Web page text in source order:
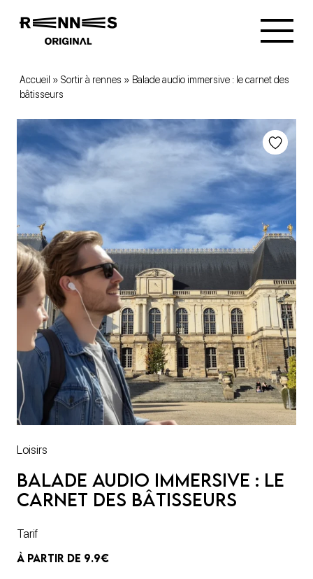
Accueil » Sortir à rennes » Balade audio immersive : le carnet des
bâtisseurs
Loisirs
Balade audio immersive : le
carnet des bâtisseurs
Tarif
À PARTIR DE 9.9€